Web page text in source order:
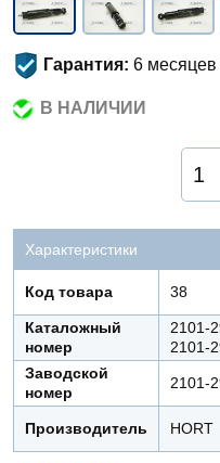
Гарантия: 6
В НАЛИЧИИ
1
Характеристики
Код товара 38
Каталожный
номер
2101-
2101-
Заводской
номер
2101-
Производитель HORT